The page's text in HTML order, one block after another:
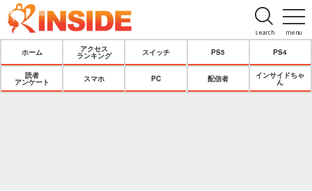
menu
search
ホーム
アクセス
ランキング
スイッチ PS5 PS4
読者
アンケート
スマホ PC 配信者
インサイドちゃ
ん